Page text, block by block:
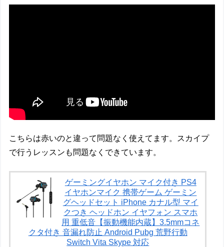
こちらは赤いのと違って問題なく使えてます。スカイプ
で行うレッスンも問題なくできています。
ゲーミングイヤホン マイク付き PS4
イヤホンマイク 携帯ゲーム ゲーミン
グヘッドセット iPhone カナル型 マイ
クつき ヘッドホン イヤフォン スマホ
用 重低音【振動機能内蔵】3.5mmコネ
クタ付き 音漏れ防止 Android Pubg 荒野行動
Switch Vita Skype 対応